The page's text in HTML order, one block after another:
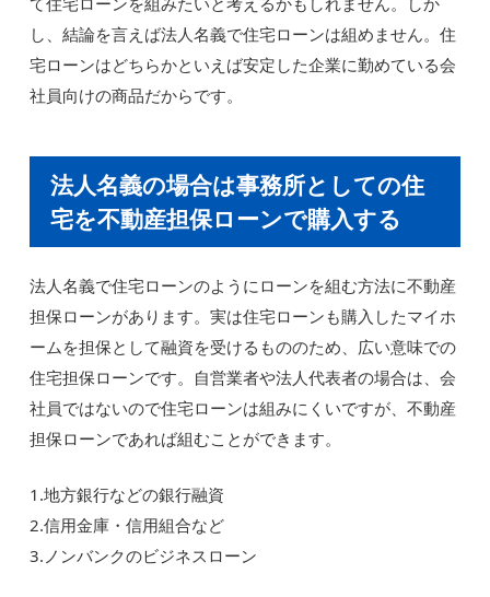
し、結論を言えば法人名義で住宅ローンは組めません。住
宅ローンはどちらかといえば安定した企業に勤めている会
社員向けの商品だからです。
法人名義の場合は事務所としての住
宅を不動産担保ローンで購入する
法人名義で住宅ローンのようにローンを組む方法に不動産
担保ローンがあります。実は住宅ローンも購入したマイホ
ームを担保として融資を受けるもののため、広い意味での
住宅担保ローンです。自営業者や法人代表者の場合は、会
社員ではないので住宅ローンは組みにくいですが、不動産
担保ローンであれば組むことができます。
1.地方銀行などの銀行融資
2.信用金庫・信用組合など
3.ノンバンクのビジネスローン